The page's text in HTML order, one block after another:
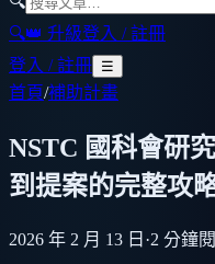
🔍👑 升級登入 / 註冊
登入 / 註冊 ☰
首頁/補助計畫
NSTC 國科會研
到提案的完整攻
2026 年 2 月 13 日 ·2 分鐘